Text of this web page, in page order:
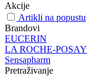
Akcije
Artikli na popustu
Brandovi
EUCERIN
LA ROCHE-POSAY
Sensapharm
Pretraživanje